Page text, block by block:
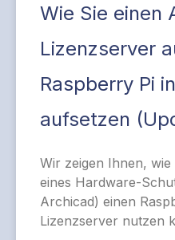
Wie Sie einen
Lizenzserver
Raspberry Pi
aufsetzen
Wir zeigen Ihnen, wie
eines Hardware-
Archicad) einen
Lizenzserver nutzen